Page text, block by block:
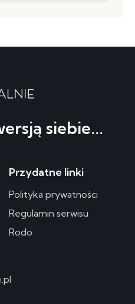
siebie...
Przydatne linki
Polityka prywatności
Regulamin serwisu
Rodo